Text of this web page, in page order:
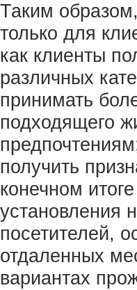
Таким
только для
как клиенты
различных
принимать
подходящего
получить
конечном
установления
посетителей,
отдаленных
вариантах